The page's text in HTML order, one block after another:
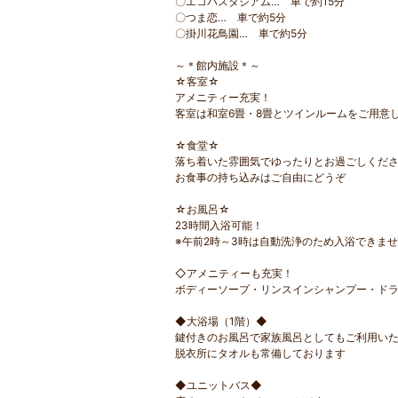
〇つま恋… 車で約5分
〇掛川花鳥園… 車で約5分
～＊館内施設＊～
☆客室☆
アメニティー充実！
客室は和室6畳・8畳とツインルームをご用意
☆食堂☆
落ち着いた雰囲気でゆったりとお過ごしくだ
お食事の持ち込みはご自由にどうぞ
☆お風呂☆
23時間入浴可能！
※午前2時～3時は自動洗浄のため入浴できま
◇アメニティーも充実！
ボディーソープ・リンスインシャンプー・ド
◆大浴場（1階）◆
鍵付きのお風呂で家族風呂としてもご利用いた
脱衣所にタオルも常備しております
◆ユニットバス◆